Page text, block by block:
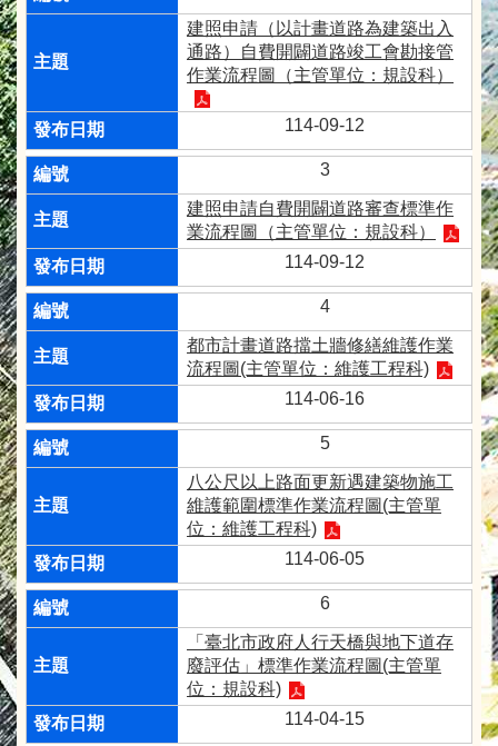
建照申請（以計畫道路為建築出入
通路）自費開闢道路竣工會勘接管
作業流程圖（主管單位：規設科）
114-09-12
3
建照申請自費開闢道路審查標準作
業流程圖（主管單位：規設科）
114-09-12
4
都市計畫道路擋土牆修繕維護作業
流程圖(主管單位：維護工程科)
114-06-16
5
八公尺以上路面更新遇建築物施工
維護範圍標準作業流程圖(主管單
位：維護工程科)
114-06-05
6
「臺北市政府人行天橋與地下道存
廢評估」標準作業流程圖(主管單
位：規設科)
114-04-15